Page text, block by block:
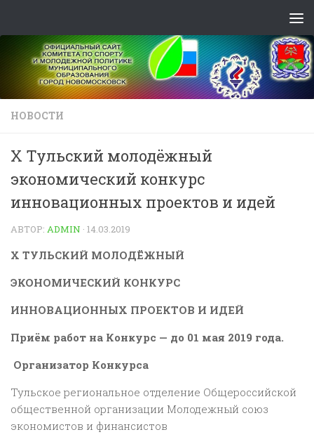
НОВОСТИ
X Тульский молодёжный
экономический конкурс
инновационных проектов и идей
АВТОР: ADMIN · 14.03.2019
X ТУЛЬСКИЙ МОЛОДЁЖНЫЙ
ЭКОНОМИЧЕСКИЙ КОНКУРС
ИННОВАЦИОННЫХ ПРОЕКТОВ И ИДЕЙ
Приём работ на Конкурс — до 01 мая 2019 года.
Организатор Конкурса
Тульское региональное отделение Общероссийской
общественной организации Молодежный союз
экономистов и финансистов